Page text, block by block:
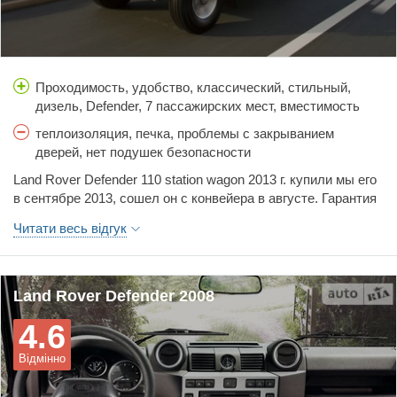
Проходимость, удобство, классический, стильный,
дизель, Defender, 7 пассажирских мест, вместимость
теплоизоляция, печка, проблемы с закрыванием
дверей, нет подушек безопасности
Land Rover Defender 110 station wagon 2013 г. купили мы его
в сентябре 2013, сошел он с конвейера в августе. Гарантия
4000 км. По трассе максимальная скорость, которую
удаётся выжать 140 км/ч. больше он не едет. Но это
наверно нормально для дизеля внедорожника. Defender 110
скорее по настоящему мужская машина, хотя и девушка
будет смотреться в нем очень даже эффектно.
Единственное что Defender не очень цивилизован и в
управлении для дамских рук будет тяжеловат. Но тут на
вкус и цвет... Первая проблема с ним возникла по дороге с
расчетом топлива. В инструкции очень запутанно описан
Читати весь відгук
Land Rover Defender 2008
Відмінно
4.6